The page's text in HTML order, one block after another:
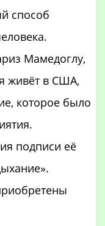
способ
Мамедоглу,
живёт в США,
которое было
подписи её